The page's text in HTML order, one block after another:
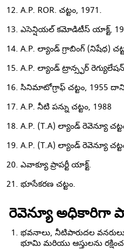
A.P. ROR. చట్టం, 1971.
ఎసెన్షియల్ కమోడిటీస్ యాక్ట్,
A.P. ల్యాండ్ గ్రాబింగ్ (నిషేధ)
A.P. ల్యాండ్ ట్రాన్స్ఫర్
సినిమాటోగ్రాఫ్ చట్టం, 1955
A.P. నీటి పన్ను చట్టం, 1988
A.P. (T.A) ల్యాండ్ రెవెన్యూ
A.P. (T.A) ల్యాండ్ రెవెన్యూ
ఎవాక్యూ ప్రాపర్టీ యాక్ట్.
భూసేకరణ చట్టం.
రెవెన్యూ అధికారిగా
భవనాలు, నీటిపారుదల
భూమి మరియు ఆస్తులను